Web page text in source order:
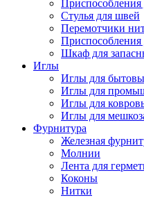
Приспособления
Стулья для швей
Перемотчики
Приспособления
Шкаф для
Иглы
Иглы для
Иглы для
Иглы для
Иглы для
Фурнитура
Железная
Молнии
Лента для
Коконы
Нитки